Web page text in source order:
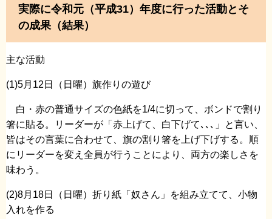
実際に令和元（平成31）年度に行った活動とそ
の成果（結果）
主な活動
(1)5月12日（日曜）旗作りの遊び
白・赤の普通サイズの色紙を1/4に切って、ボンドで割り
箸に貼る。リーダーが「赤上げて、白下げて､､､」と言い、
皆はその言葉に合わせて、旗の割り箸を上げ下げする。順
にリーダーを変え全員が行うことにより、両方の楽しさを
味わう。
(2)8月18日（日曜）折り紙「奴さん」を組み立てて、小物
入れを作る